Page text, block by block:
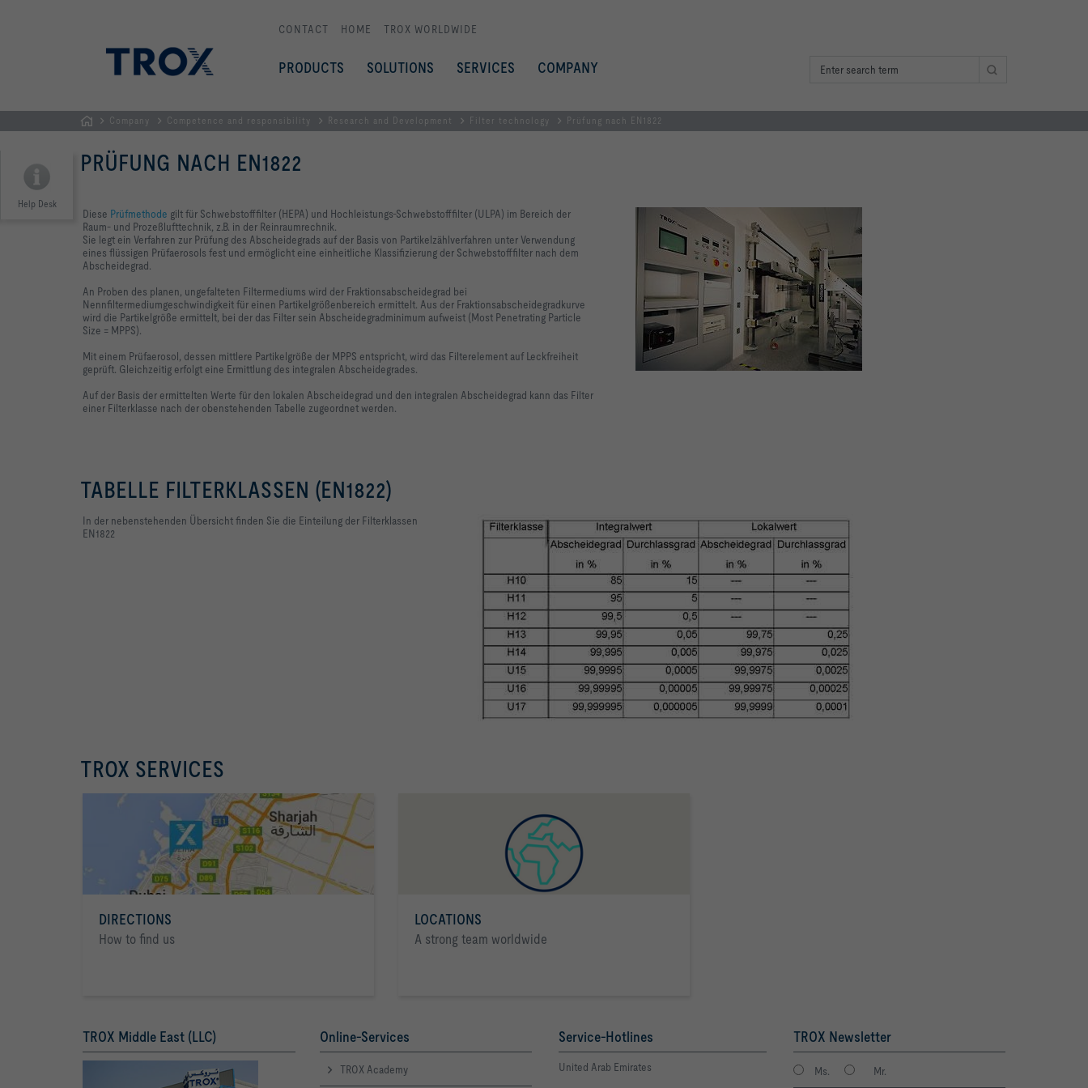
CONTACT HOME TROX WORLDWIDE
PRODUCTS SOLUTIONS SERVICES COMPANY
Company Competence and responsibility Research and Development Filter technology Prüfung nach EN1822
Help Desk
PRÜFUNG NACH EN1822
Diese Prüfmethode gilt für Schwebstofffilter (HEPA) und Hochleistungs-Schwebstofffilter (ULPA) im Bereich der
Raum- und Prozeßlufttechnik, z.B. in der Reinraumrechnik.
Sie legt ein Verfahren zur Prüfung des Abscheidegrads auf der Basis von Partikelzählverfahren unter Verwendung
eines flüssigen Prüfaerosols fest und ermöglicht eine einheitliche Klassifizierung der Schwebstofffilter nach dem
Abscheidegrad.
An Proben des planen, ungefalteten Filtermediums wird der Fraktionsabscheidegrad bei
Nennfiltermediumgeschwindigkeit für einen Partikelgrößenbereich ermittelt. Aus der Fraktionsabscheidegradkurve
wird die Partikelgröße ermittelt, bei der das Filter sein Abscheidegradminimum aufweist (Most Penetrating Particle
Size = MPPS).
Mit einem Prüfaerosol, dessen mittlere Partikelgröße der MPPS entspricht, wird das Filterelement auf Leckfreiheit
geprüft. Gleichzeitig erfolgt eine Ermittlung des integralen Abscheidegrades.
Auf der Basis der ermittelten Werte für den lokalen Abscheidegrad und den integralen Abscheidegrad kann das Filter
einer Filterklasse nach der obenstehenden Tabelle zugeordnet werden.
TABELLE FILTERKLASSEN (EN1822)
In der nebenstehenden Übersicht finden Sie die Einteilung der Filterklassen
EN1822
TROX SERVICES
DIRECTIONS
How to find us
LOCATIONS
A strong team worldwide
TROX Middle East (LLC) Online-Services
TROX Academy
Service-Hotlines
United Arab Emirates
TROX Newsletter
Ms. Mr.